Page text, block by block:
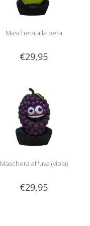
Maschera alla pera
€29,95
Maschera all'uva (viola)
€29,95